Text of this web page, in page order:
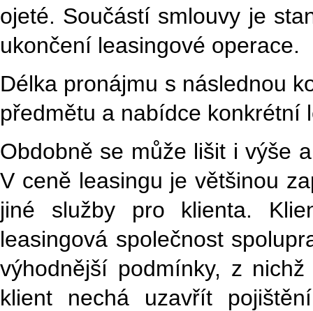
ojeté. Součástí smlouvy je
ukončení leasingové operace.
Délka pronájmu s následnou
předmětu a nabídce konkrétní
Obdobně se může lišit i výše
V ceně leasingu je většinou
jiné služby pro klienta.
leasingová společnost
výhodnější podmínky, z
klient nechá uzavřít